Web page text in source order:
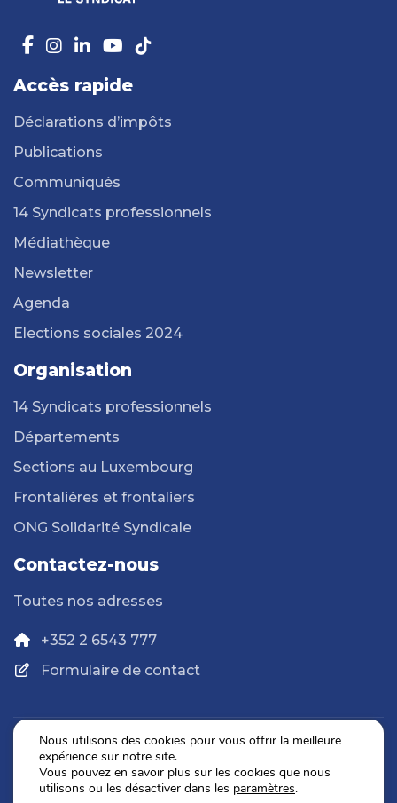
Accès rapide
Déclarations d’impôts
Publications
Communiqués
14 Syndicats professionnels
Médiathèque
Newsletter
Agenda
Elections sociales 2024
Organisation
14 Syndicats professionnels
Départements
Sections au Luxembourg
Frontalières et frontaliers
ONG Solidarité Syndicale
Contactez-nous
Toutes nos adresses
+352 2 6543 777
Formulaire de contact
Politique de confidentialité
Mentions légales
Nous utilisons des cookies pour vous offrir la meilleure
expérience sur notre site.
Vous pouvez en savoir plus sur les cookies que nous
utilisons ou les désactiver dans les paramètres.